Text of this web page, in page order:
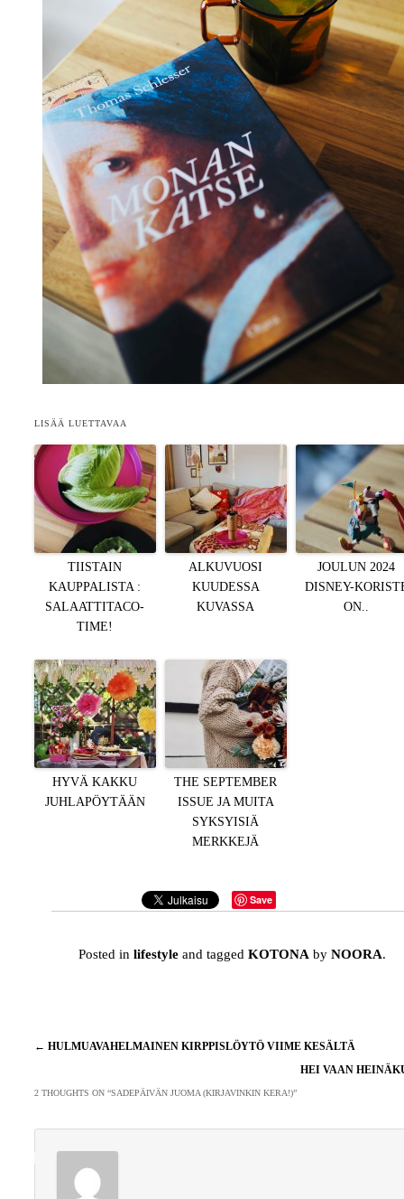
LISÄÄ LUETTAVAA
TIISTAIN
KAUPPALISTA :
SALAATTITACO-
TIME!
ALKUVUOSI
KUUDESSA
KUVASSA
JOULUN 2024
DISNEY-
ON..
HYVÄ KAKKU
JUHLAPÖYTÄÄN
THE SEPTEMBER
ISSUE JA MUITA
SYKSYISIÄ
MERKKEJÄ
Save
Posted in lifestyleand tagged KOTONA by NOORA.
Artikkelien
← HULMUAVAHELMAINEN KIRPPISLÖYTÖ VIIME KESÄLTÄ
HEI VAAN
2 THOUGHTS ON “SADEPÄIVÄN JUOMA (KIRJAVINKIN KERA!)”